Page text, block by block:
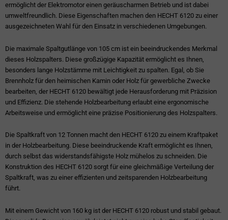
ermöglicht der Elektromotor einen geräuscharmen Betrieb und ist dabei
umweltfreundlich. Diese Eigenschaften machen den HECHT 6120 zu einer
ausgezeichneten Wahl für den Einsatz in verschiedenen Umgebungen.
Die maximale Spaltgutlänge von 105 cm ist ein beeindruckendes Merkmal
dieses Holzspalters. Diese großzügige Kapazität ermöglicht es Ihnen,
besonders lange Holzstämme mit Leichtigkeit zu spalten. Egal, ob Sie
Brennholz für den heimischen Kamin oder Holz für gewerbliche Zwecke
bearbeiten, der HECHT 6120 bewältigt jede Herausforderung mit Präzision
und Effizienz. Die stehende Holzbearbeitung erlaubt eine ergonomische
Arbeitsweise und ermöglicht eine präzise Positionierung des Holzspalters.
Die Spaltkraft von 12 Tonnen macht den HECHT 6120 zu einem Kraftpaket
in der Holzbearbeitung. Diese beeindruckende Kraft ermöglicht es Ihnen,
durch selbst das widerstandsfähigste Holz mühelos zu schneiden. Die
Konstruktion des HECHT 6120 sorgt für eine gleichmäßige Verteilung der
Spaltkraft, was zu einer effizienten und zeitsparenden Holzbearbeitung
führt.
Mit einem Gewicht von 160 kg ist der HECHT 6120 robust und stabil gebaut.